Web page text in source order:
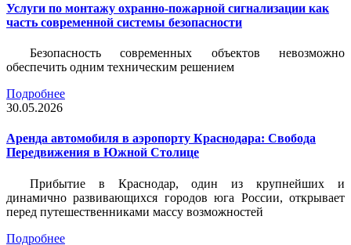
Услуги по монтажу охранно-пожарной сигнализации как
часть современной системы безопасности
Безопасность современных объектов невозможно
обеспечить одним техническим решением
Подробнее
30.05.2026
Аренда автомобиля в аэропорту Краснодара: Свобода
Передвижения в Южной Столице
Прибытие в Краснодар, один из крупнейших и
динамично развивающихся городов юга России, открывает
перед путешественниками массу возможностей
Подробнее